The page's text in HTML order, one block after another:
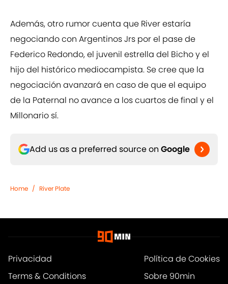
Además, otro rumor cuenta que River estaría
negociando con Argentinos Jrs por el pase de
Federico Redondo, el juvenil estrella del Bicho y el
hijo del histórico mediocampista. Se cree que la
negociación avanzará en caso de que el equipo
de la Paternal no avance a los cuartos de final y el
Millonario sí.
Add us as a preferred source on Google
Home / River Plate
Privacidad
Política de Cookies
Terms & Conditions
Sobre 90min